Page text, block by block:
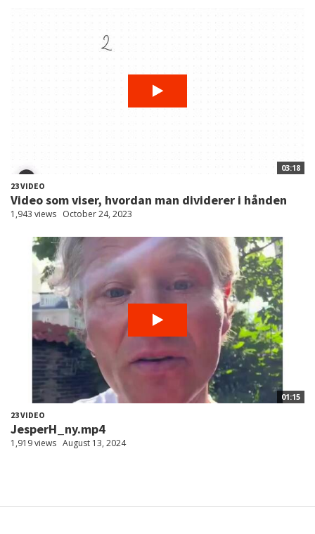
03:18
23 VIDEO
Video som viser, hvordan man dividerer i hånden
1,943 views October 24, 2023
01:15
23 VIDEO
JesperH_ny.mp4
1,919 views August 13, 2024